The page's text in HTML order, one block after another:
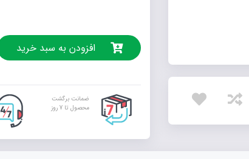
افزودن به سبد خرید
ضمانت برگشت
محصول تا 7 روز